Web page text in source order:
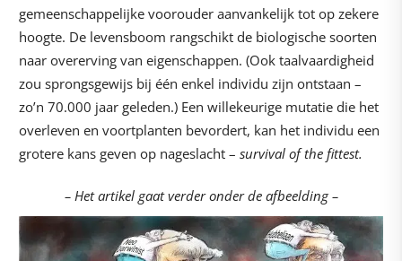
gemeenschappelijke voorouder aanvankelijk tot op zekere
hoogte. De levensboom rangschikt de biologische soorten
naar overerving van eigenschappen. (Ook taalvaardigheid
zou sprongsgewijs bij één enkel individu zijn ontstaan –
zo’n 70.000 jaar geleden.) Een willekeurige mutatie die het
overleven en voortplanten bevordert, kan het individu een
grotere kans geven op nageslacht – survival of the fittest.
– Het artikel gaat verder onder de afbeelding –